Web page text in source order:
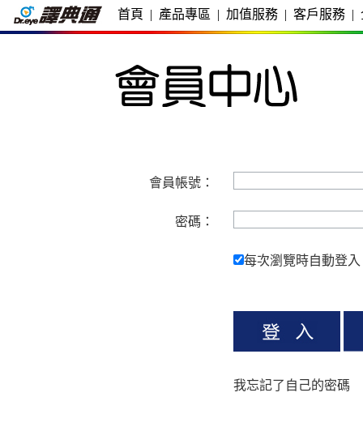
首頁 | 產品專區 | 加值服務 | 客戶服務 |
會員帳號：
密碼：
每次瀏覽時自動登入
我忘記了自己的密碼